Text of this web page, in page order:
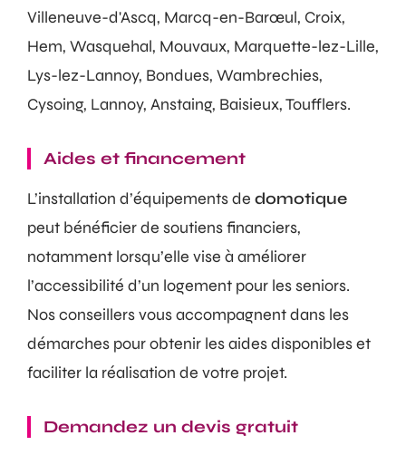
Villeneuve-d'Ascq, Marcq-en-Barœul, Croix,
Hem, Wasquehal, Mouvaux, Marquette-lez-Lille,
Lys-lez-Lannoy, Bondues, Wambrechies,
Cysoing, Lannoy, Anstaing, Baisieux, Toufflers.
Aides et financement
L’installation d’équipements de domotique
peut bénéficier de soutiens financiers,
notamment lorsqu’elle vise à améliorer
l’accessibilité d’un logement pour les seniors.
Nos conseillers vous accompagnent dans les
démarches pour obtenir les aides disponibles et
faciliter la réalisation de votre projet.
Demandez un devis gratuit